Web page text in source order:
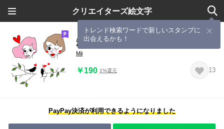
クリエイターズ絵文字
トレンド検索ワードで新しいスタンプに
出会えるかも！
添える(飾り)絵文字♡
Mii
￥190 1%還元 13
PayPay決済が利用できるようになりました